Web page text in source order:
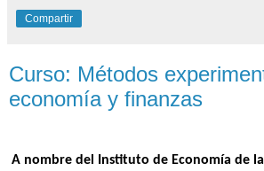
Compartir
Curso: Métodos
economía y finanzas
A nombre del Instituto de Economía de